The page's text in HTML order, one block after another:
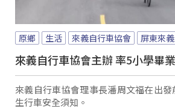
原鄉 生活 來義自行車協會 屏東來義
來義自行車協會主辦 率5小學畢
來義自行車協會理事長潘周文福在出
生行車安全須知。